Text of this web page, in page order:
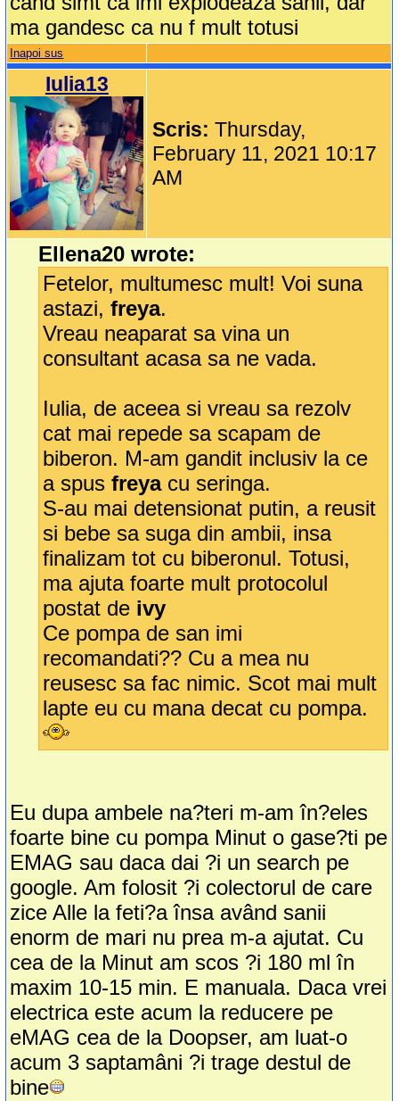
ma gandesc ca nu f mult totusi
Inapoi sus
Iulia13
Scris:Thursday,
February 11, 2021 10:17
AM
Ellena20 wrote:
Fetelor, multumesc mult! Voi suna
astazi,freya.
Vreau neaparat sa vina un
consultant acasa sa ne vada.
Iulia, de aceea si vreau sa rezolv
cat mai repede sa scapam de
biberon. M-am gandit inclusiv la ce
a spusfreyacu seringa.
S-au mai detensionat putin, a reusit
si bebe sa suga din ambii, insa
finalizam tot cu biberonul. Totusi,
ma ajuta foarte mult protocolul
postat de ivy
Ce pompa de san imi
recomandati?? Cu a mea nu
reusesc sa fac nimic. Scot mai mult
lapte eu cu mana decat cu pompa.
Eu dupa ambele na?teri m-am în?eles
foarte bine cu pompa Minut o gase?ti pe
EMAG sau daca dai ?i un search pe
google. Am folosit ?i colectorul de care
zice Alle la feti?a însa având sanii
enorm de mari nu prea m-a ajutat. Cu
cea de la Minut am scos ?i 180 ml în
maxim 10-15 min. E manuala. Daca vrei
electrica este acum la reducere pe
eMAG cea de la Doopser, am luat-o
acum 3 saptamâni ?i trage destul de
bine